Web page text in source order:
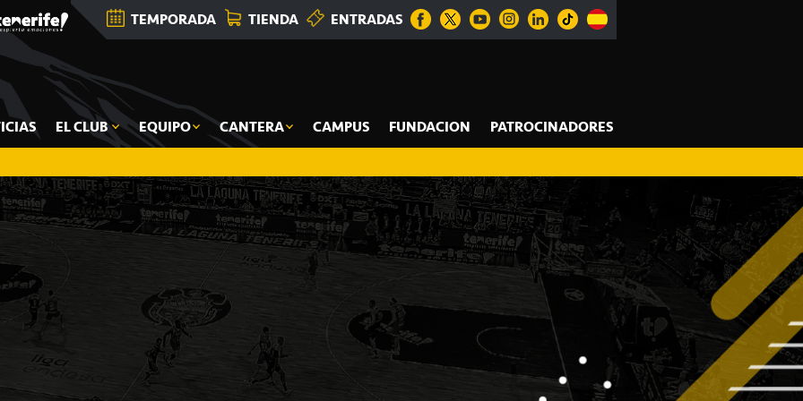
TEMPORADA TIENDA ENTRADAS
EL CLUB EQUIPO CANTERA CAMPUS FUNDACION PATROCINADORES